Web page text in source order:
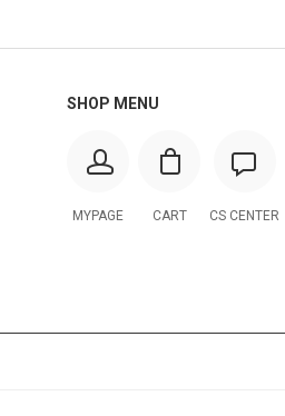
SHOP MENU
MYPAGE CART CS CENTER